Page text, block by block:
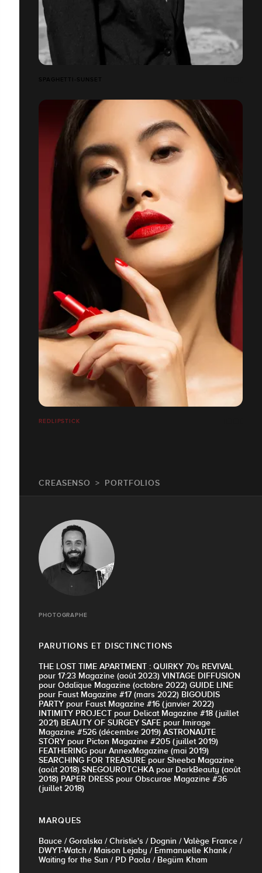
SPAGHETTI-SUNSET
REDLIPSTICK
CREASENSO PORTFOLIOS
PHOTOGRAPHE
PARUTIONS ET DISCTINCTIONS
THE LOST TIME APARTMENT : QUIRKY 70s REVIVAL
pour 17:23 Magazine (août 2023) VINTAGE DIFFUSION
pour Odalïque Magazine (octobre 2022) GUIDE LINE
pour Faust Magazine #17 (mars 2022) BIGOUDIS
PARTY pour Faust Magazine #16 (janvier 2022)
INTIMITY PROJECT pour Delicat Magazine #18 (juillet
2021) BEAUTY OF SURGEY SAFE pour Imirage
Magazine #526 (décembre 2019) ASTRONAUTE
STORY pour Picton Magazine #205 (juillet 2019)
FEATHERING pour AnnexMagazine (mai 2019)
SEARCHING FOR TREASURE pour Sheeba Magazine
(août 2018) SNEGOUROTCHKA pour DarkBeauty (août
2018) PAPER DRESS pour Obscurae Magazine #36
(juillet 2018)
MARQUES
Bauce / Goralska / Christie's / Dognin / Valège France /
DWYT-Watch / Maison Lejaby / Emmanuelle Khank /
Waiting for the Sun / PD Paola / Begüm Kham